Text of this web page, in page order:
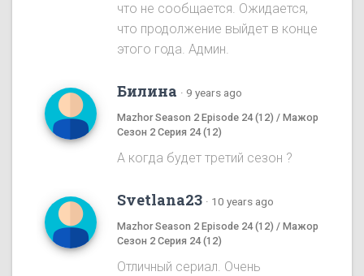
что не сообщается. Ожидается,
что продолжение выйдет в конце
этого года. Админ.
Билина · 9 years ago
Mazhor Season 2 Episode 24 (12) / Мажор
Сезон 2 Серия 24 (12)
А когда будет третий сезон ?
Svetlana23 · 10 years ago
Mazhor Season 2 Episode 24 (12) / Мажор
Сезон 2 Серия 24 (12)
Отличный сериал. Очень